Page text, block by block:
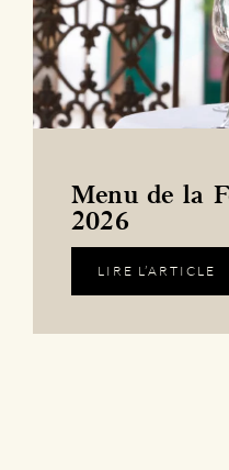
Menu de la
2026
LIRE L’ARTICLE